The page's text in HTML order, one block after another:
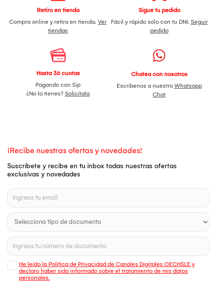
Retiro en tienda
Compra online y retira en tienda. Ver
tiendas
Sigue tu pedido
Fácil y rápido sólo con tu DNI. Seguir
pedido
Hasta 36 cuotas
Pagando con Sip
¿No la tienes? Solicítala
Chatea con nosotros
Escríbenos a nuestro Whatsapp
Chat
¡Recibe nuestras ofertas y novedades!
Suscríbete y recibe en tu inbox todas nuestras ofertas
exclusivas y novedades
He leído la Política de Privacidad de Canales Digitales OECHSLE y
declaro haber sido informado sobre el tratamiento de mis datos
personales.